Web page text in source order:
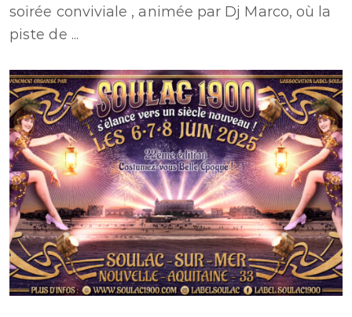
soirée conviviale , animée par Dj Marco, où la
piste de ...